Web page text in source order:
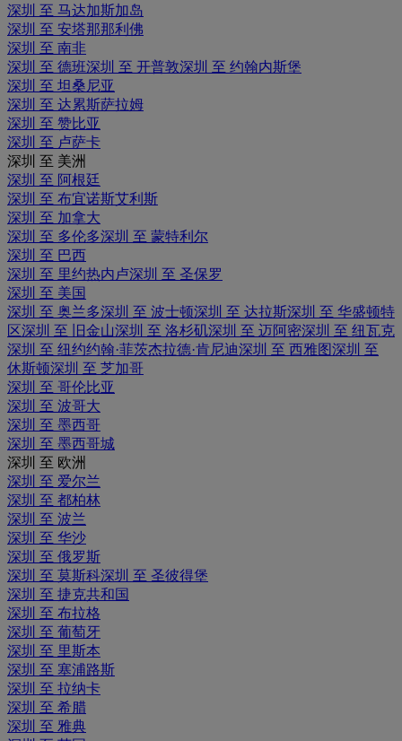
深圳 至 马达加斯加岛
深圳 至 安塔那那利佛
深圳 至 南非
深圳 至 德班深圳 至 开普敦深圳 至 约翰内斯堡
深圳 至 坦桑尼亚
深圳 至 达累斯萨拉姆
深圳 至 赞比亚
深圳 至 卢萨卡
深圳 至 美洲
深圳 至 阿根廷
深圳 至 布宜诺斯艾利斯
深圳 至 加拿大
深圳 至 多伦多深圳 至 蒙特利尔
深圳 至 巴西
深圳 至 里约热内卢深圳 至 圣保罗
深圳 至 美国
深圳 至 奥兰多深圳 至 波士顿深圳 至 达拉斯深圳 至 华盛顿特
区深圳 至 旧金山深圳 至 洛杉矶深圳 至 迈阿密深圳 至 纽瓦克
深圳 至 纽约约翰·菲茨杰拉德·肯尼迪深圳 至 西雅图深圳 至
休斯顿深圳 至 芝加哥
深圳 至 哥伦比亚
深圳 至 波哥大
深圳 至 墨西哥
深圳 至 墨西哥城
深圳 至 欧洲
深圳 至 爱尔兰
深圳 至 都柏林
深圳 至 波兰
深圳 至 华沙
深圳 至 俄罗斯
深圳 至 莫斯科深圳 至 圣彼得堡
深圳 至 捷克共和国
深圳 至 布拉格
深圳 至 葡萄牙
深圳 至 里斯本
深圳 至 塞浦路斯
深圳 至 拉纳卡
深圳 至 希腊
深圳 至 雅典